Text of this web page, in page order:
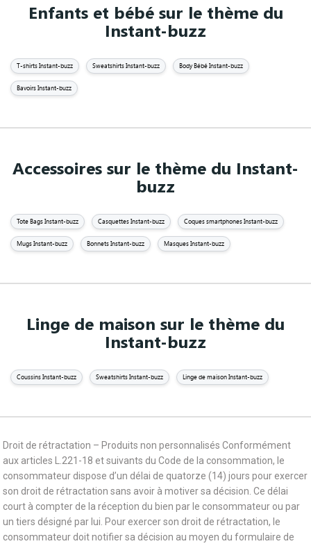
Enfants et bébé sur le thème du
Instant-buzz
T-shirts Instant-buzz Sweatshirts Instant-buzz Body Bébé Instant-buzz
Bavoirs Instant-buzz
Accessoires sur le thème du Instant-
buzz
Tote Bags Instant-buzz Casquettes Instant-buzz Coques smartphones Instant-buzz
Mugs Instant-buzz Bonnets Instant-buzz Masques Instant-buzz
Linge de maison sur le thème du
Instant-buzz
Coussins Instant-buzz Sweatshirts Instant-buzz Linge de maison Instant-buzz
Droit de rétractation – Produits non personnalisés Conformément
aux articles L.221-18 et suivants du Code de la consommation, le
consommateur dispose d’un délai de quatorze (14) jours pour exercer
son droit de rétractation sans avoir à motiver sa décision. Ce délai
court à compter de la réception du bien par le consommateur ou par
un tiers désigné par lui. Pour exercer son droit de rétractation, le
consommateur doit notifier sa décision au moyen du formulaire de